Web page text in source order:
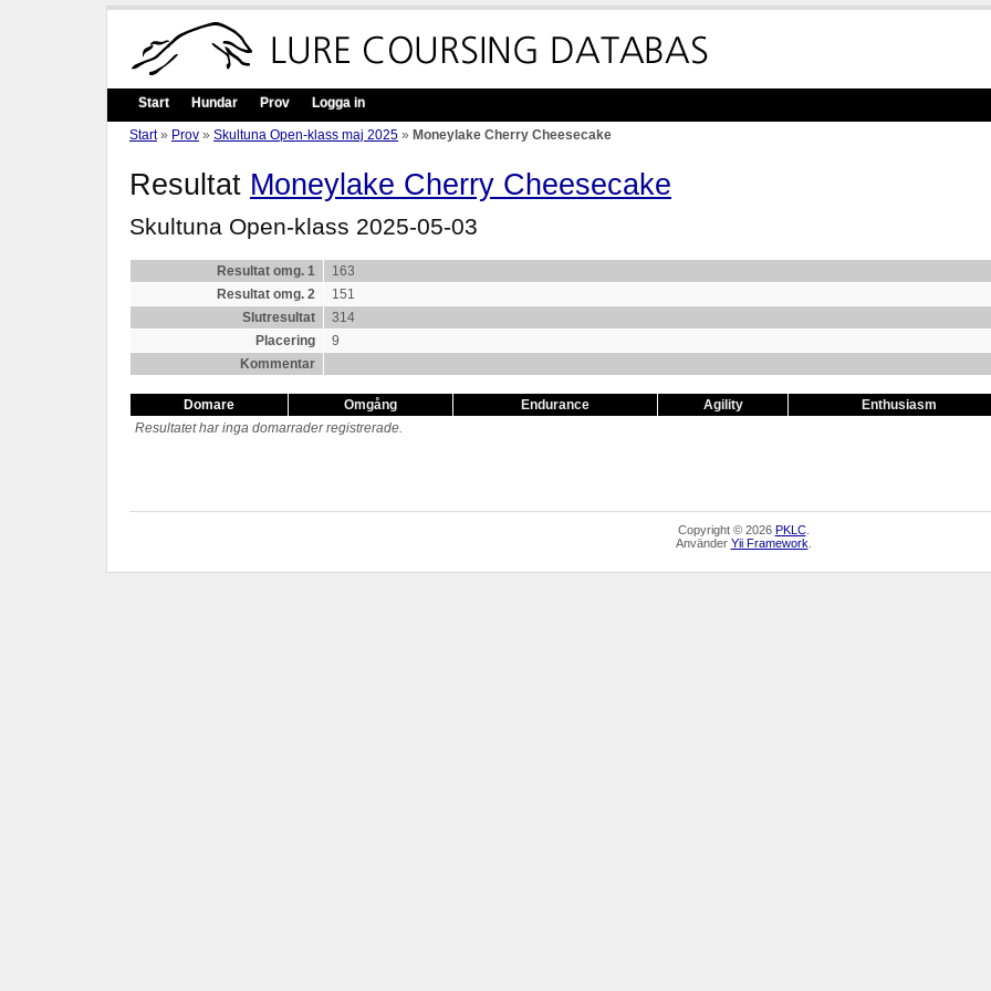
Start Hundar Prov Logga in
Start» Prov » Skultuna Open-klass maj 2025 » Moneylake Cherry Cheesecake
Resultat Moneylake Cherry Cheesecake
Skultuna Open-klass 2025-05-03
Resultat omg. 1
163
Resultat omg. 2
151
Slutresultat
314
Placering
9
Kommentar
Domare Omgång Endurance Agility Enthusiasm
Resultatet har inga domarrader registrerade.
Copyright © 2026 PKLC.
Använder Yii Framework